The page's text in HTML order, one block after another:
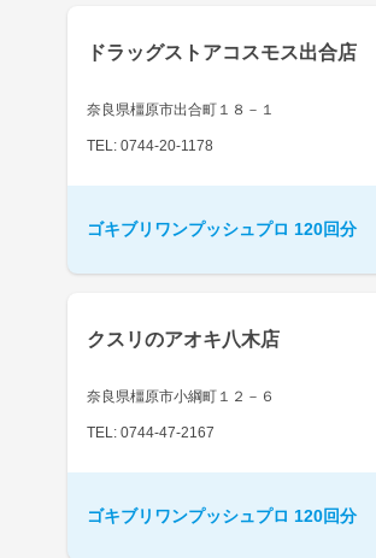
ドラッグストアコスモス出合店
奈良県橿原市出合町１８－１
TEL: 0744-20-1178
ゴキブリワンプッシュプロ 120回分
クスリのアオキ八木店
奈良県橿原市小綱町１２－６
TEL: 0744-47-2167
ゴキブリワンプッシュプロ 120回分